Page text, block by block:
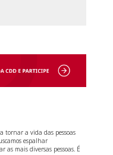
tornar a vida das pessoas
espalhar
as mais diversas pessoas. É